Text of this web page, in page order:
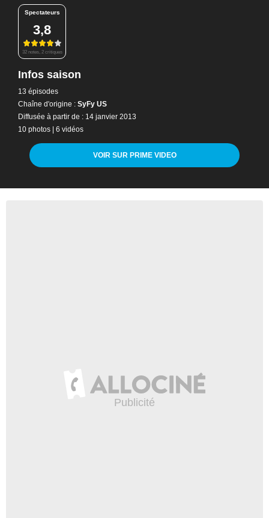
Spectateurs
3,8
32 notes, 2 critiques
Infos saison
13 épisodes
Chaîne d'origine : SyFy US
Diffusée à partir de : 14 janvier 2013
10 photos | 6 vidéos
VOIR SUR PRIME VIDEO